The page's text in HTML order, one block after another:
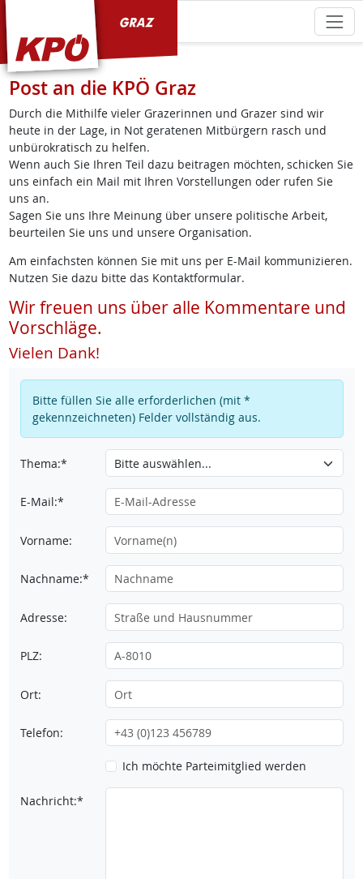
Post an die KPÖ Graz
Durch die Mithilfe vieler Grazerinnen und Grazer sind wir
heute in der Lage, in Not geratenen Mitbürgern rasch und
unbürokratisch zu helfen.
Wenn auch Sie Ihren Teil dazu beitragen möchten, schicken Sie
uns einfach ein Mail mit Ihren Vorstellungen oder rufen Sie
uns an.
Sagen Sie uns Ihre Meinung über unsere politische Arbeit,
beurteilen Sie uns und unsere Organisation.
Am einfachsten können Sie mit uns per E-Mail kommunizieren.
Nutzen Sie dazu bitte das Kontaktformular.
Wir freuen uns über alle Kommentare und
Vorschläge.
Vielen Dank!
Bitte füllen Sie alle erforderlichen (mit *
gekennzeichneten) Felder vollständig aus.
Thema:*
E-Mail:*
Vorname:
Nachname:*
Adresse:
PLZ:
Ort:
Telefon:
Ich möchte Parteimitglied werden
Nachricht:*